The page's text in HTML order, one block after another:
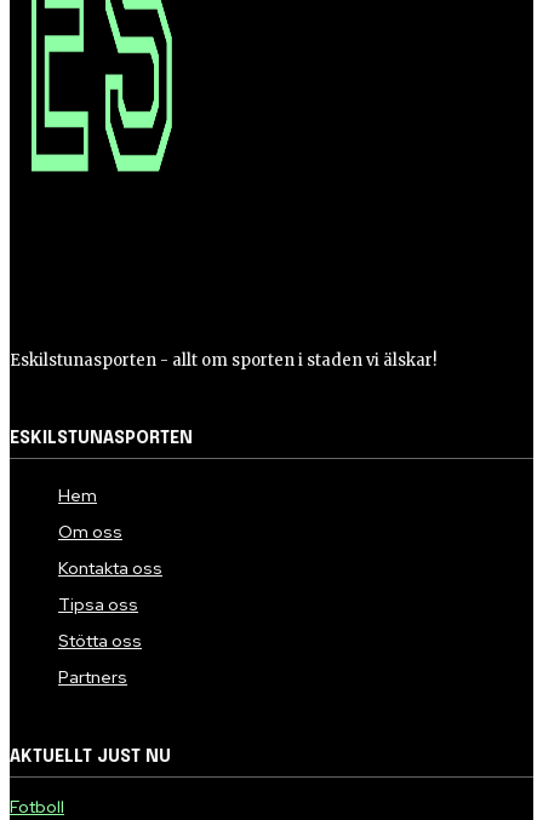
Eskilstunasporten - allt om sporten i staden vi älskar!
ESKILSTUNASPORTEN
Hem
Om oss
Kontakta oss
Tipsa oss
Stötta oss
Partners
AKTUELLT JUST NU
Fotboll